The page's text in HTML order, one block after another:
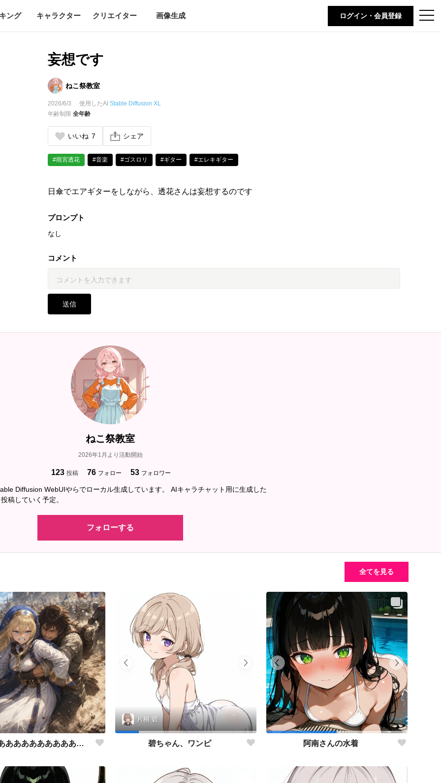
t
o
ング キャラクター クリエイター 画像生成 ログイン・会員登録
妄想です
ねこ祭教室
2026/6/3 使用したAIStable Diffusion XL
年齢制限全年齢
いいね 7 シェア
#雨宮透花 #音楽 #ゴスロリ #ギター #エレキギター
日傘でエアギターをしながら、透花さんは妄想するのです
プロンプト
なし
コメント
送信
ねこ祭教室
2026年1月より活動開始
123 投稿 76 フォロー 53 フォロワー
Diffusion WebUIやらでローカル生成しています。 AIキャラチャット用に生成した
稿していく予定。
フォローする
全てを見る
聖女様ぁあああああああああああああああああああああ
片桐 碧
碧ちゃん、ワンピ 阿南さんの水着